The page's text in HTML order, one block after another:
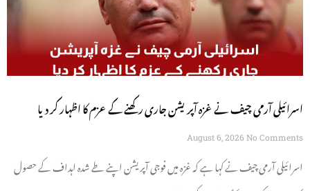
اسرائیلی آرمی چیف نے غزہ آپریشن جاری رکھنے کے عزم کا اظہار کر دیا
August 6, 2026 No Comments
اسرائیلی آرمی چیف نے کہا ہے کہ غزہ میں فوجی آپریشن اپنے طے شدہ اہداف کے حصول